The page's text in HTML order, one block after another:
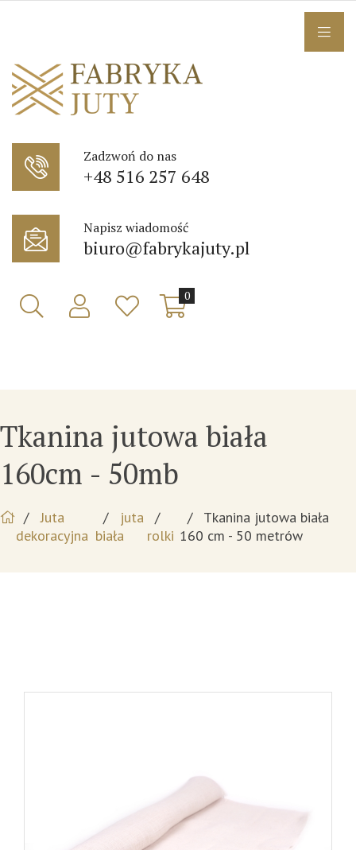
Zadzwoń do nas
+48 516 257 648
Napisz wiadomość
biuro@fabrykajuty.pl
0
Tkanina jutowa biała
160cm - 50mb
Juta
dekoracyjna
juta
biała
rolki
Tkanina jutowa biała
160 cm - 50 metrów